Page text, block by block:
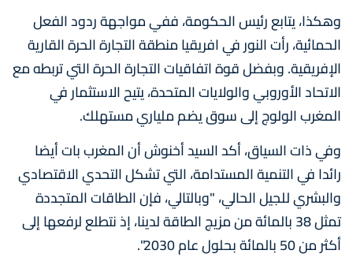
وهكذا، يتابع رئيس الحكومة، ففي مواجهة ردود الفعل
الحمائية، رأت النور في افريقيا منطقة التجارة الحرة القارية
الإفريقية. وبفضل قوة اتفاقيات التجارة الحرة التي تربطه مع
الاتحاد الأوروبي والولايات المتحدة، يتيح الاستثمار في
المغرب الولوج إلى سوق يضم ملياري مستهلك.
وفي ذات السياق، أكد السيد أخنوش أن المغرب بات أيضا
رائدا في التنمية المستدامة، التي تشكل التحدي الاقتصادي
والبشري للجيل الحالي، "وبالتالي، فإن الطاقات المتجددة
تمثل 38 بالمائة من مزيج الطاقة لدينا، إذ نتطلع لرفعها إلى
أكثر من 50 بالمائة بحلول عام 2030".